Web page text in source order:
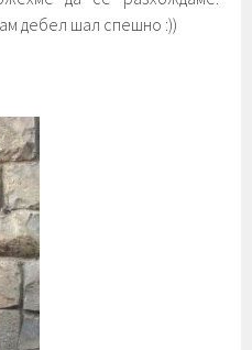
дебел шал спешно :))